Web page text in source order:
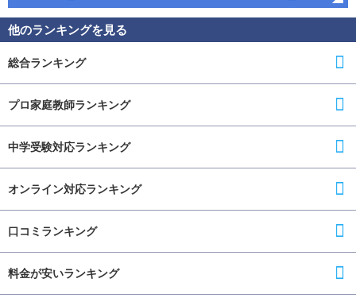
他のランキングを見る
総合ランキング
プロ家庭教師ランキング
中学受験対応ランキング
オンライン対応ランキング
口コミランキング
料金が安いランキング